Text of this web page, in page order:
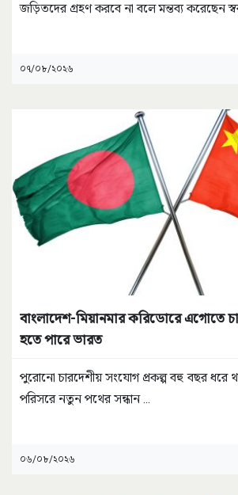
জড়িতদের গ্রহণ করবে না বলে মন্তব্য করেছেন
০৭/০৮/২০২৬
বাংলাদেশ-মিয়ানমার করিডোরে এগোতে
হতে পারে ভারত
পুরোনো চারদেশীয় সংযোগ প্রকল্প বহু বছর ধরে
পরিসরে নতুন পথের সন্ধান ...
০৬/০৮/২০২৬